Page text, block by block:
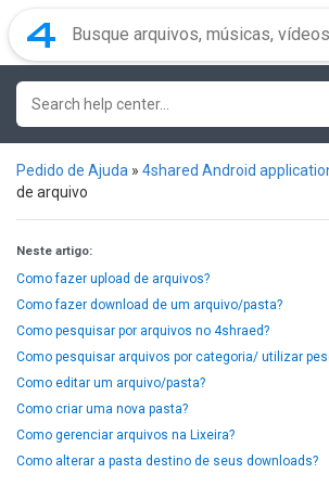
Pedido de Ajuda » 4shared Android
de arquivo
Neste artigo:
Como fazer upload de arquivos?
Como fazer download de um arquivo/pasta?
Como pesquisar por arquivos no 4shraed?
Como pesquisar arquivos por categoria/ utilizar
Como editar um arquivo/pasta?
Como criar uma nova pasta?
Como gerenciar arquivos na Lixeira?
Como alterar a pasta destino de seus downloads?